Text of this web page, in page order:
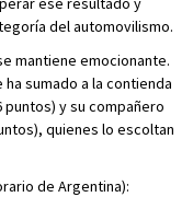
del automovilismo.
mantiene emocionante.
sumado a la contienda
y su compañero
quienes lo escoltan
de Argentina):